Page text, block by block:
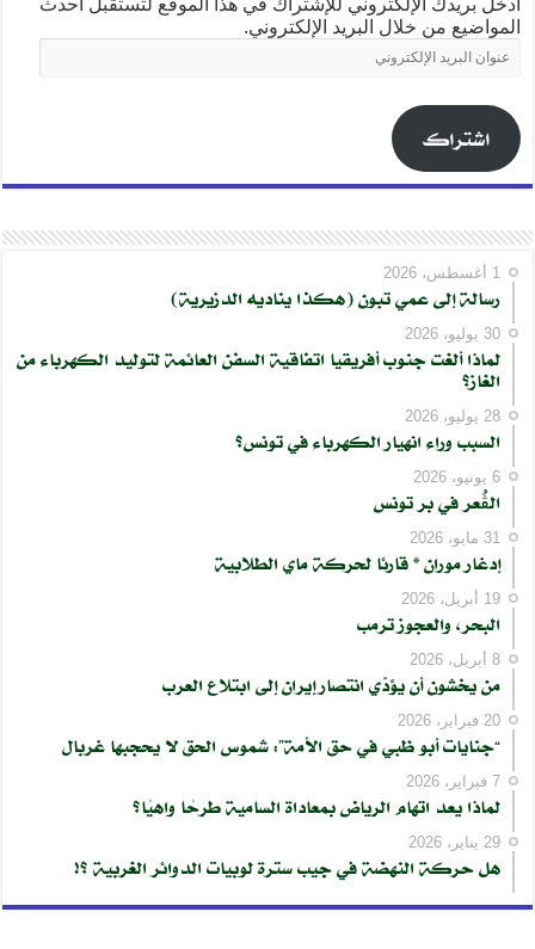
أدخل بريدك الإلكتروني للإشتراك في هذا الموقع لتستقبل أحدث
المواضيع من خلال البريد الإلكتروني.
عنوان
البريد
اشتراك
1 أغسطس، 2026
رسالة إلى عمي تبون (هكذا يناديه الدزيرية)
30 يوليو، 2026
لماذا ألغت جنوب أفريقيا اتفاقية السفن العائمة لتوليد الكهرباء من
الغاز؟
28 يوليو، 2026
السبب وراء انهيار الكهرباء في تونس؟
6 يونيو، 2026
الڨُعر في بر تونس
31 مايو، 2026
إدغار موران * قارئا لحركة ماي الطلابية
19 أبريل، 2026
البحر، والعجوز ترمب
8 أبريل، 2026
من يخشون أن يؤدّي انتصار إيران إلى ابتلاع العرب
20 فبراير، 2026
“جنايات أبو ظبي في حق الأمة”: شموس الحق لا يحجبها غربال
7 فبراير، 2026
لماذا يعد اتهام الرياض بمعاداة السامية طرحًا واهيًا؟
29 يناير، 2026
هل حركة النهضة في جيب سترة لوبيات الدوائر الغربية ؟!